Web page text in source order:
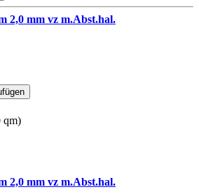
2,0 mm vz m.Abst.hal.
qm)
2,0 mm vz m.Abst.hal.